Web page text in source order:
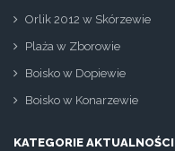
Orlik 2012 w Skórzewie
Plaża w Zborowie
Boisko w Dopiewie
Boisko w Konarzewie
KATEGORIE AKTUALNOŚCI